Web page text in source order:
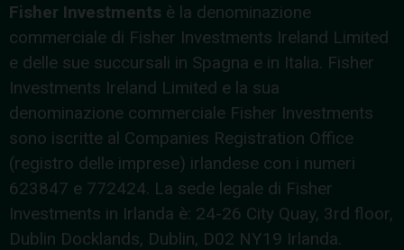
Fisher Investments è la denominazione
commerciale di Fisher Investments Ireland Limited
e delle sue succursali in Spagna e in Italia. Fisher
Investments Ireland Limited e la sua
denominazione commerciale Fisher Investments
sono iscritte al Companies Registration Office
(registro delle imprese) irlandese con i numeri
623847 e 772424. La sede legale di Fisher
Investments in Irlanda è: 24-26 City Quay, 3rd floor,
Dublin Docklands, Dublin, D02 NY19 Irlanda.